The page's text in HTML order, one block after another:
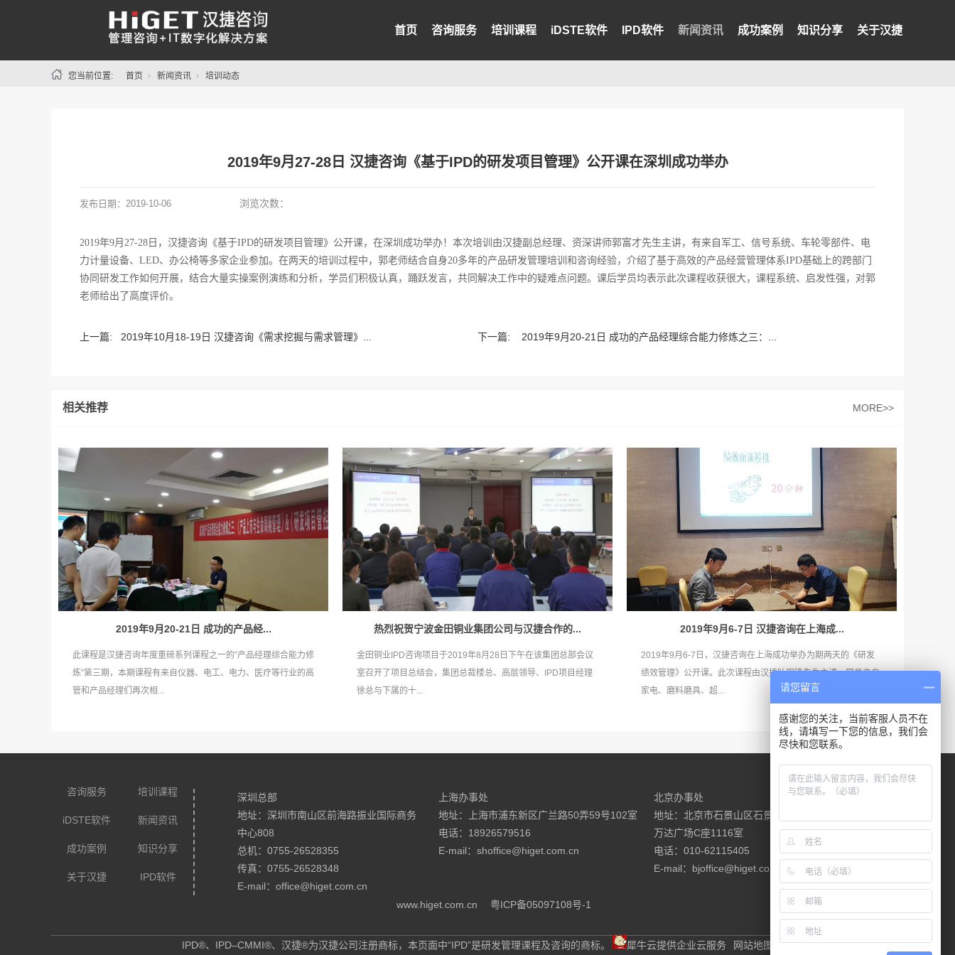
首页 咨询服务 培训课程 iDSTE软件 IPD软件 新闻资讯 成功案例 知识分享 关于汉捷
您当前位置: 首页 新闻资讯 培训动态
2019年9月27-28日 汉捷咨询《基于IPD的研发项目管理》公开课在深圳成功举办
发布日期： 2019-10-06 浏览次数：
2019年9月27-28日，汉捷咨询《基于IPD的研发项目管理》公开课，在深圳成功举办！本次培训由汉捷副总经理、资深讲师郭富才先生主讲，有来自军工、信号系统、车轮零部件、电
力计量设备、LED、办公椅等多家企业参加。在两天的培训过程中，郭老师结合自身20多年的产品研发管理培训和咨询经验，介绍了基于高效的产品经营管理体系IPD基础上的跨部门
协同研发工作如何开展，结合大量实操案例演练和分析，学员们积极认真，踊跃发言，共同解决工作中的疑难点问题。课后学员均表示此次课程收获很大，课程系统、启发性强，对郭
老师给出了高度评价。
上一篇: 2019年10月18-19日 汉捷咨询《需求挖掘与需求管理》... 下一篇: 2019年9月20-21日 成功的产品经理综合能力修炼之三：...
相关推荐 MORE>>
2019年9月20-21日 成功的产品经...
此课程是汉捷咨询年度重磅系列课程之一的”产品经理综合能力修
炼”第三期，本期课程有来自仪器、电工、电力、医疗等行业的高
管和产品经理们再次相...
热烈祝贺宁波金田铜业集团公司与汉捷合作的...
金田铜业IPD咨询项目于2019年8月28日下午在该集团总部会议
室召开了项目总结会，集团总裁楼总、高层领导、IPD项目经理
徐总与下属的十...
2019年9月6-7日 汉捷咨询在上海成...
2019年9月6-7日，汉捷咨询在上海成功举办为期两天的《研发
绩效管理》公开课。此次课程由汉捷叶明锋先生主讲，学员来自
家电、磨料磨具、超...
咨询服务 培训课程
iDSTE软件 新闻资讯
成功案例 知识分享
关于汉捷 IPD软件
北京办事处
地址：北京市石景山区石景山路18号
万达广场C座1116室
电话：010-62115405
E-mail：bjoffice@higet.com.cn
深圳总部
地址：深圳市南山区前海路振业国际商务
中心808
总机：0755-26528355
传真：0755-26528348
E-mail：office@higet.com.cn
上海办事处
地址：上海市浦东新区广兰路50弄59号102室
电话：18926579516
E-mail：shoffice@higet.com.cn
请联系我们
www.higet.com.cn 粤ICP备05097108号-1
IPD®、IPD–CMMI®、汉捷®为汉捷公司注册商标，本页面中“IPD”是研发管理课程及咨询的商标。 犀牛云提供企业云服务 网站地图
请您留言
感谢您的关注，当前客服人员不在
线，请填写一下您的信息，我们会
尽快和您联系。